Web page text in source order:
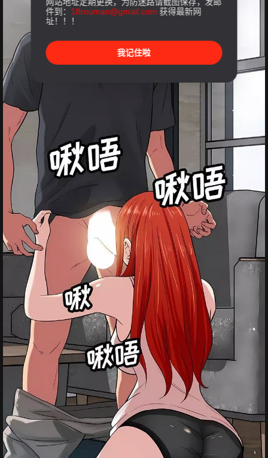
件到： 18rouman@gmail.com 获得最新网
址！！！
我记住啦